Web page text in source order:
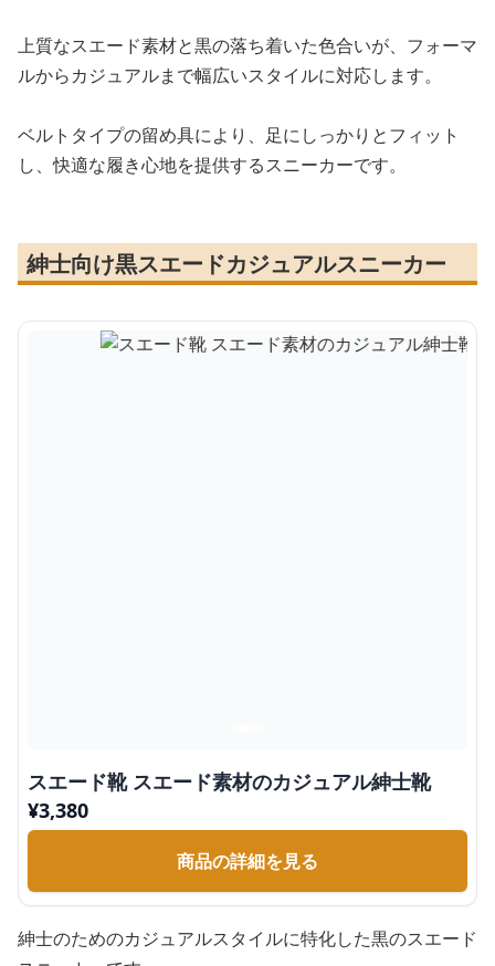
上質なスエード素材と黒の落ち着いた色合いが、フォーマ
ルからカジュアルまで幅広いスタイルに対応します。
ベルトタイプの留め具により、足にしっかりとフィット
し、快適な履き心地を提供するスニーカーです。
紳士向け黒スエードカジュアルスニーカー
スエード靴 スエード素材のカジュアル紳士靴
¥3,380
商品の詳細を見る
紳士のためのカジュアルスタイルに特化した黒のスエード